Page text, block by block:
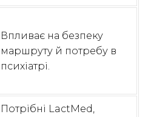
Впливає на безпеку
маршруту й потребу в
психіатрі.
Потрібні LactMed,